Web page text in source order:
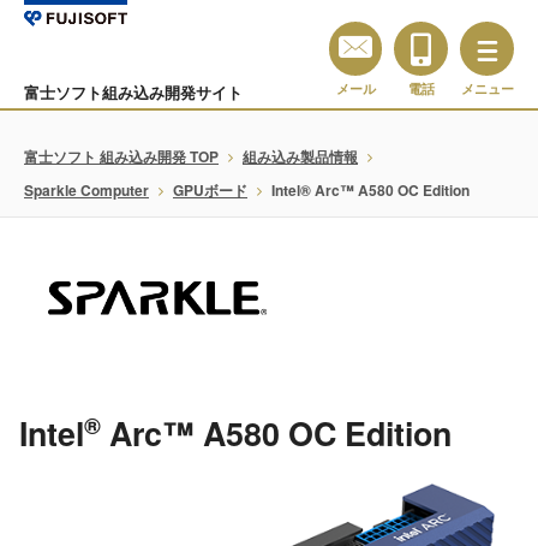
富士ソフト組み込み開発サイト メール 電話 メニュー
富士ソフト 組み込み開発 TOP
組み込み製品情報
Sparkle Computer
GPUボード Intel® Arc™ A580 OC Edition
Intel®Arc™ A580 OC Edition